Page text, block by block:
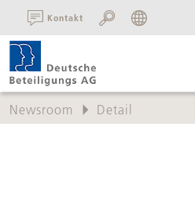
SUCHE:
Kontakt
Newsroom Detail